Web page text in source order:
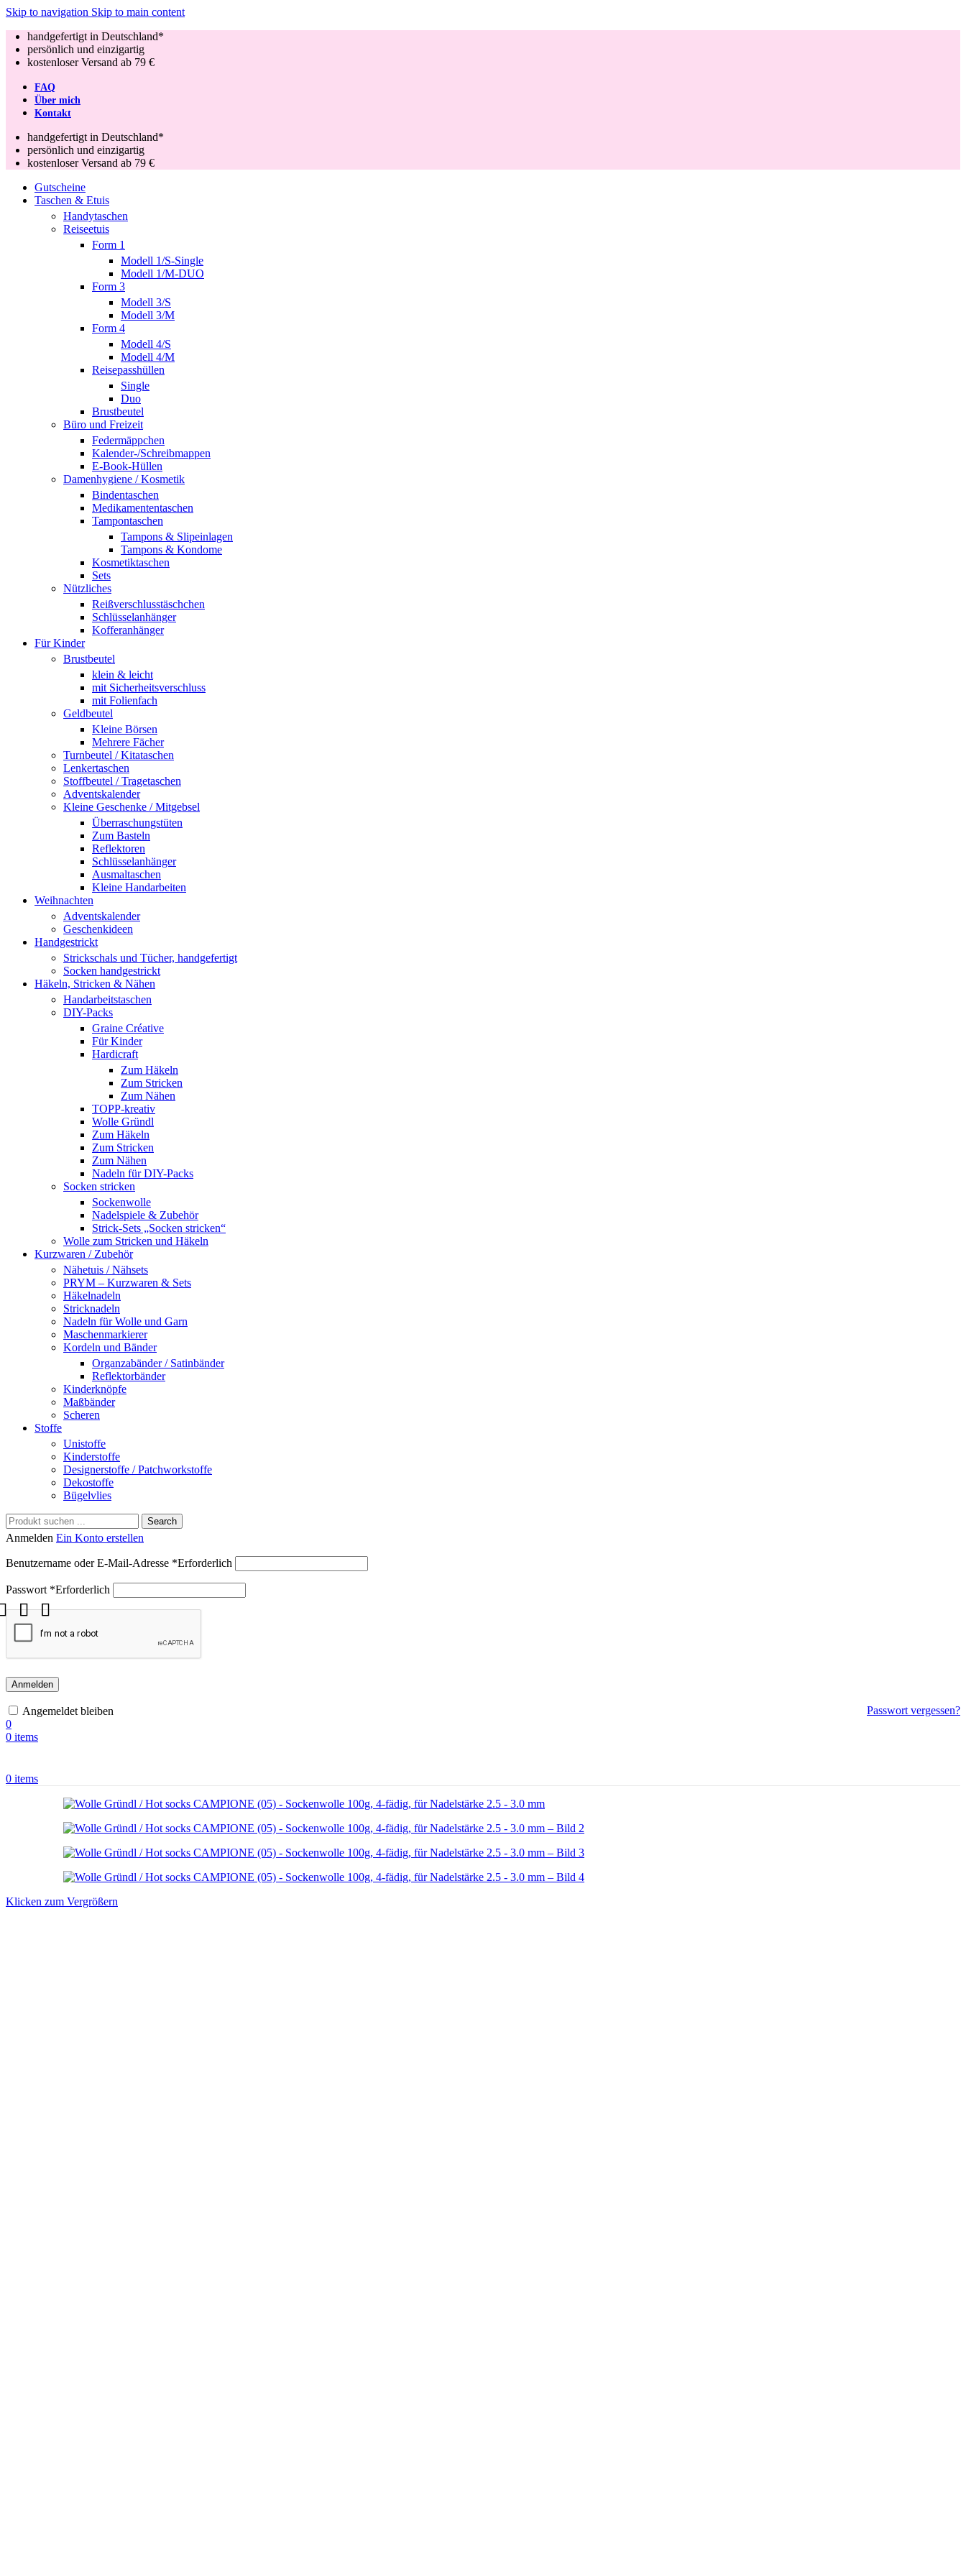
Skip to navigation Skip to main content
handgefertigt in Deutschland*
persönlich und einzigartig
kostenloser Versand ab 79 €
FAQ
Über mich
Kontakt
handgefertigt in Deutschland*
persönlich und einzigartig
kostenloser Versand ab 79 €
Gutscheine
Taschen & Etuis
Handytaschen
Reiseetuis
Form 1
Modell 1/S-Single
Modell 1/M-DUO
Form 3
Modell 3/S
Modell 3/M
Form 4
Modell 4/S
Modell 4/M
Reisepasshüllen
Single
Duo
Brustbeutel
Büro und Freizeit
Federmäppchen
Kalender-/Schreibmappen
E-Book-Hüllen
Damenhygiene / Kosmetik
Bindentaschen
Medikamententaschen
Tampontaschen
Tampons & Slipeinlagen
Tampons & Kondome
Kosmetiktaschen
Sets
Nützliches
Reißverschlusstäschchen
Schlüsselanhänger
Kofferanhänger
Für Kinder
Brustbeutel
klein & leicht
mit Sicherheitsverschluss
mit Folienfach
Geldbeutel
Kleine Börsen
Mehrere Fächer
Turnbeutel / Kitataschen
Lenkertaschen
Stoffbeutel / Tragetaschen
Adventskalender
Kleine Geschenke / Mitgebsel
Überraschungstüten
Zum Basteln
Reflektoren
Schlüsselanhänger
Ausmaltaschen
Kleine Handarbeiten
Weihnachten
Adventskalender
Geschenkideen
Handgestrickt
Strickschals und Tücher, handgefertigt
Socken handgestrickt
Häkeln, Stricken & Nähen
Handarbeitstaschen
DIY-Packs
Graine Créative
Für Kinder
Hardicraft
Zum Häkeln
Zum Stricken
Zum Nähen
TOPP-kreativ
Wolle Gründl
Zum Häkeln
Zum Stricken
Zum Nähen
Nadeln für DIY-Packs
Socken stricken
Sockenwolle
Nadelspiele & Zubehör
Strick-Sets „Socken stricken“
Wolle zum Stricken und Häkeln
Kurzwaren / Zubehör
Nähetuis / Nähsets
PRYM – Kurzwaren & Sets
Häkelnadeln
Stricknadeln
Nadeln für Wolle und Garn
Maschenmarkierer
Kordeln und Bänder
Organzabänder / Satinbänder
Reflektorbänder
Kinderknöpfe
Maßbänder
Scheren
Stoffe
Unistoffe
Kinderstoffe
Designerstoffe / Patchworkstoffe
Dekostoffe
Bügelvlies
Search
Anmelden Ein Konto erstellen
Benutzername oder E-Mail-Adresse *Erforderlich
Passwort *Erforderlich
Anmelden
Passwort vergessen?
Angemeldet bleiben
0
0 items
0 items
Klicken zum Vergrößern